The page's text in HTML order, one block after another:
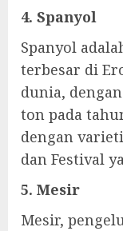
4. Spanyol
Spanyol
terbesar di
dunia,
ton pada
dengan
dan Festival
5. Mesir
Mesir,